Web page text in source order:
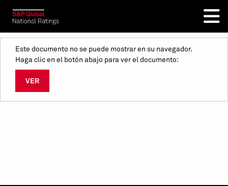
Este documento no se puede mostrar en su navegador.
Haga clic en el botón abajo para ver el documento:
VER